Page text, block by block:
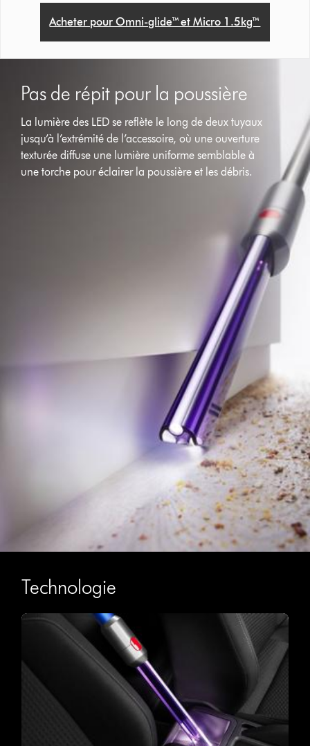
Acheter pour Omni-glide™ et Micro 1.5kg™
Pas de répit pour la poussière
La lumière des LED se reflète le long de deux tuyaux
jusqu’à l’extrémité de l’accessoire, où une ouverture
texturée diffuse une lumière uniforme semblable à
une torche pour éclairer la poussière et les débris.
Technologie